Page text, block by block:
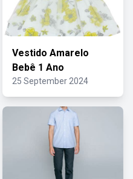
Vestido Amarelo
Bebê 1 Ano
25 September 2024